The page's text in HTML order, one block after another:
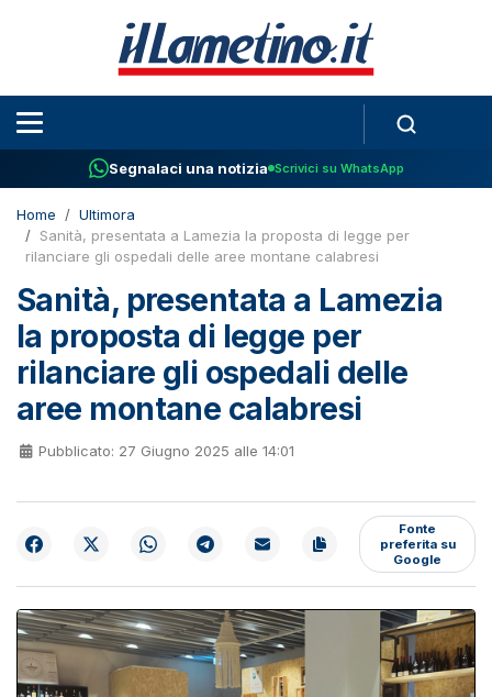
Segnalaci una notizia Scrivici su WhatsApp
Home
Ultimora
Sanità, presentata a Lamezia la proposta di legge per
rilanciare gli ospedali delle aree montane calabresi
Sanità, presentata a Lamezia
la proposta di legge per
rilanciare gli ospedali delle
aree montane calabresi
Pubblicato: 27 Giugno 2025 alle 14:01
Fonte
preferita su
Google